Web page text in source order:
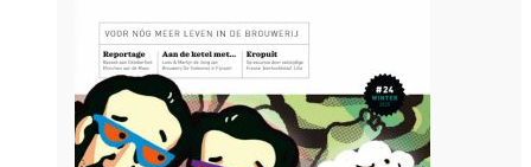
Deze
optie
gekozen
worden
op
de
productpagina